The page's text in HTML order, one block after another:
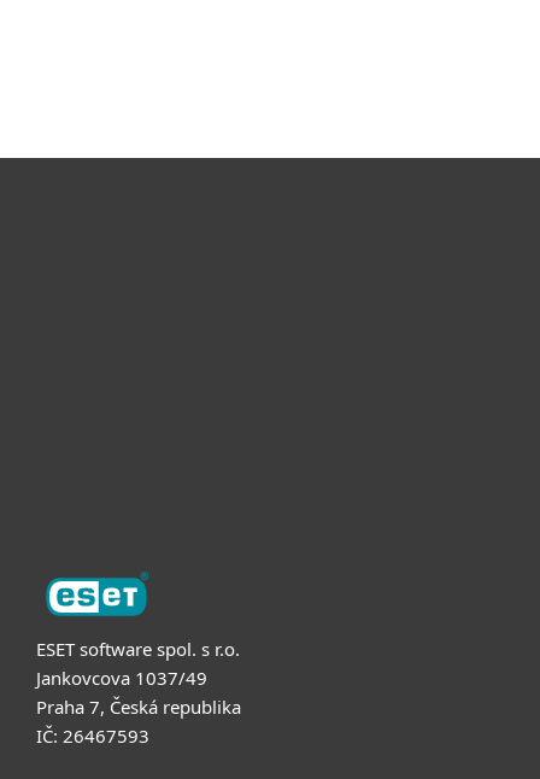
ESET software spol. s r.o.
Jankovcova 1037/49
Praha 7, Česká republika
IČ: 26467593